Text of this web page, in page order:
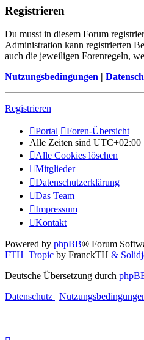
Registrieren
Du musst in diesem Forum
Administration kann registrierten
auch die jeweiligen Forenregeln,
Nutzungsbedingungen |
Registrieren
Portal
Foren-Übersicht
Alle Zeiten sind UTC+02:00
Alle Cookies löschen
Mitglieder
Datenschutzerklärung
Das Team
Impressum
Kontakt
Powered by phpBB® Forum
FTH_Tropic by FranckTH &
Deutsche Übersetzung durch
Datenschutz |